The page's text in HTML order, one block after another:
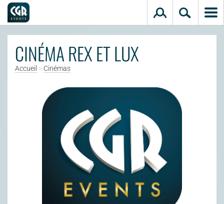
Aller au contenu principal
CINÉMA REX ET LUX
Accueil > Cinémas